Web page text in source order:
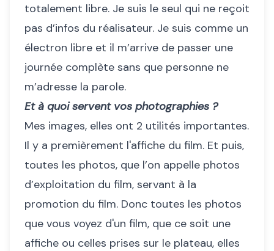
totalement libre. Je suis le seul qui ne reçoit
pas d’infos du réalisateur. Je suis comme un
électron libre et il m’arrive de passer une
journée complète sans que personne ne
m’adresse la parole.
Et à quoi servent vos photographies ?
Mes images, elles ont 2 utilités importantes.
Il y a premièrement l'affiche du film. Et puis,
toutes les photos, que l’on appelle photos
d’exploitation du film, servant à la
promotion du film. Donc toutes les photos
que vous voyez d'un film, que ce soit une
affiche ou celles prises sur le plateau, elles